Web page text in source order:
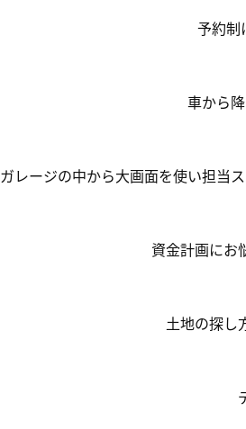
予約制
車から
ガレージの中から大画面を使い担当
資金計画にお
土地の探し